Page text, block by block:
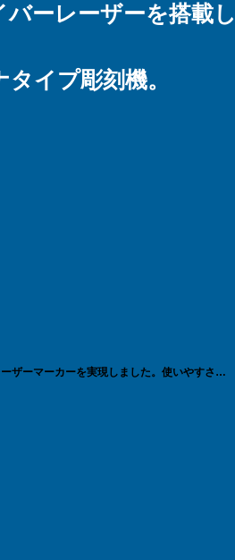
ーレーザーを搭載し
イプ彫刻機。
ザーマーカーを実現しました。使いやすさと